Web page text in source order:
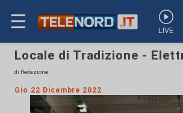
☰ LIVE
Locale di Tradizione -
di Redazione
Gio 22 Dicembre 2022